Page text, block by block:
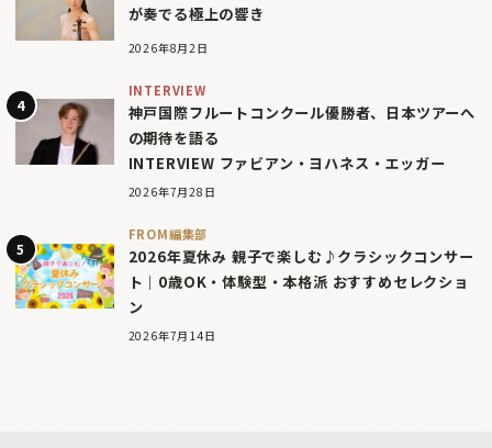
が奏でる極上の響き
2026年8月2日
INTERVIEW
神戸国際フルートコンクール優勝者、日本ツアーへ
の期待を語る
INTERVIEW ファビアン・ヨハネス・エッガー
2026年7月28日
FROM編集部
2026年夏休み 親子で楽しむ♪クラシックコンサー
ト｜0歳OK・体験型・本格派 おすすめセレクショ
ン
2026年7月14日